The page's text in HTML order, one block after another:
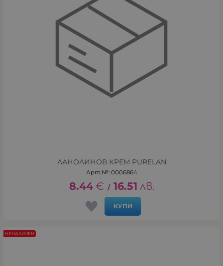
ЛАНОЛИНОВ КРЕМ PURELAN
Арт.№: 0006864
8.44 € / 16.51 лв.
КУПИ
НЕНАЛИЧЕН